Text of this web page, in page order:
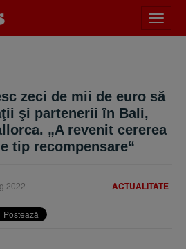
meniu
zeci de mii de euro să
şi partenerii în Bali,
„A revenit cererea
tip recompensare“
ACTUALITATE
2022